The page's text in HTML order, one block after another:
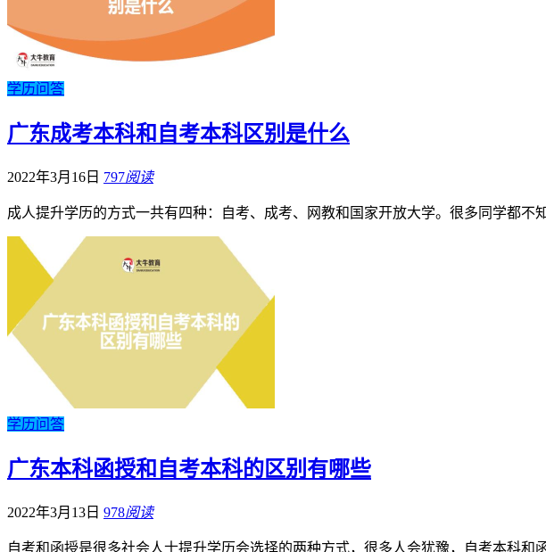
学历问答
广东成考本科和自考本科区别是什么
2022年3月16日 797阅读
成人提升学历的方式一共有四种：自考、成考、网教和国家开放大学。很多同学都
学历问答
广东本科函授和自考本科的区别有哪些
2022年3月13日 978阅读
自考和函授是很多社会人士提升学历会选择的两种方式，很多人会犹豫，自考本科